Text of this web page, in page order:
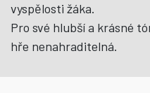
vyspělosti žáka.
Pro své hlubší a krásné
hře nenahraditelná.